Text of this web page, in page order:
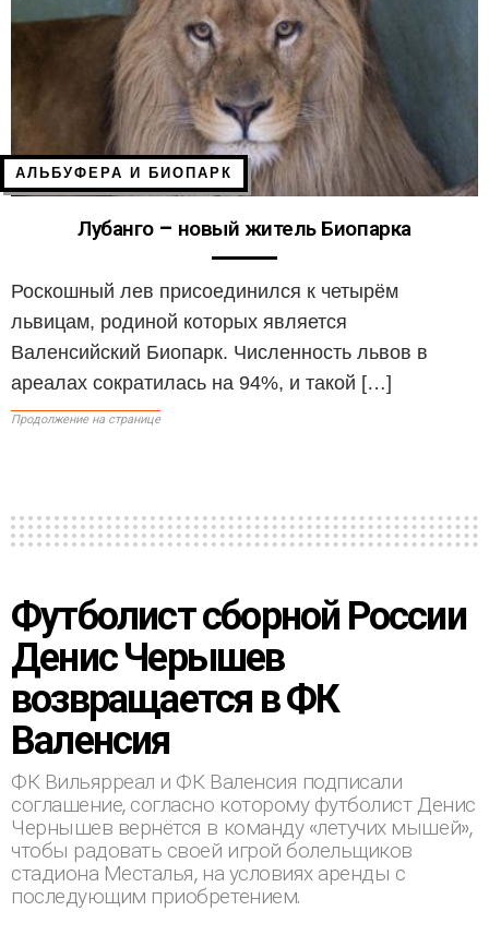
АЛЬБУФЕРА И БИОПАРК
Лубанго – новый житель Биопарка
Роскошный лев присоединился к четырём
львицам, родиной которых является
Валенсийский Биопарк. Численность львов в
ареалах сократилась на 94%, и такой […]
Продолжение на странице
Футболист сборной России
Денис Черышев
возвращается в ФК
Валенсия
ФК Вильярреал и ФК Валенсия подписали
соглашение, согласно которому футболист Денис
Чернышев вернётся в команду «летучих мышей»,
чтобы радовать своей игрой болельщиков
стадиона Месталья, на условиях аренды с
последующим приобретением.